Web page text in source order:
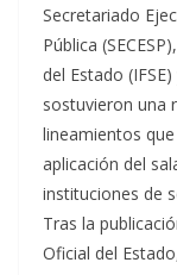
Secretariado
Pública
del Estado
sostuvieron una
lineamientos
aplicación del
instituciones de
Tras la
Oficial del